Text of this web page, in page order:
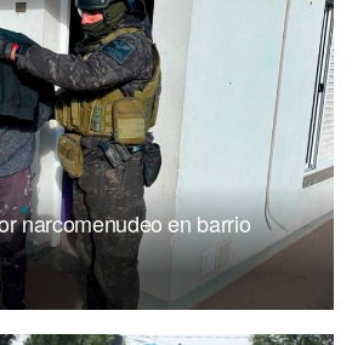
narcomenudeo en barrio